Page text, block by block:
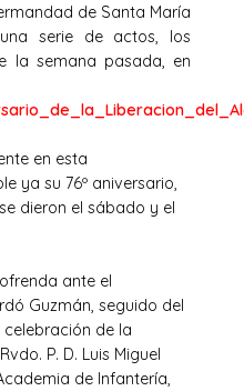
de Santa María
serie de actos, los
la semana pasada, en
en esta
ya su 76º aniversario,
dieron el sábado y el
ante el
Guzmán, seguido del
de la
P. D. Luis Miguel
de Infantería,